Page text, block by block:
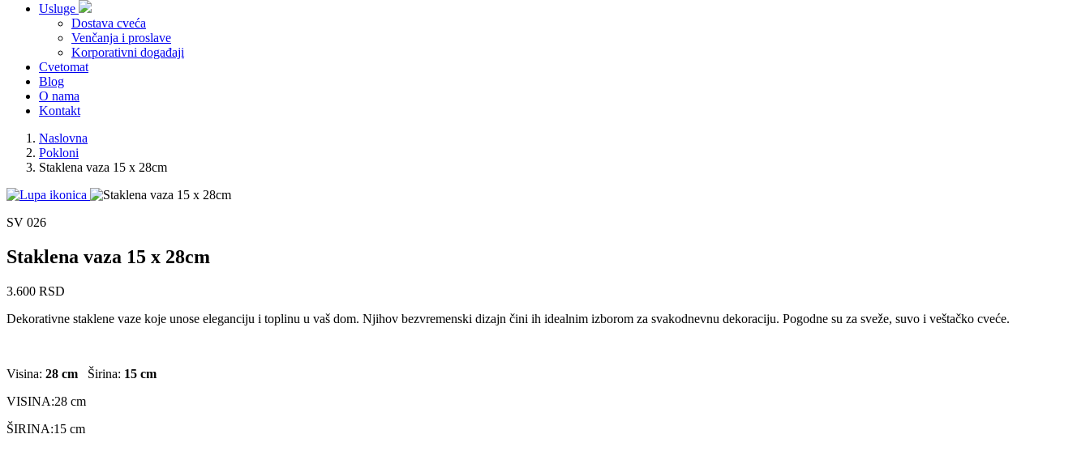
Usluge
Dostava cveća
Venčanja i proslave
Korporativni događaji
Cvetomat
Blog
O nama
Kontakt
Naslovna
Pokloni
Staklena vaza 15 x 28cm
SV 026
Staklena vaza 15 x 28cm
3.600 RSD
Dekorativne staklene vaze koje unose eleganciju i toplinu u vaš dom. Njihov bezvremenski dizajn čini ih idealnim izborom za svakodnevnu dekoraciju. Pogodne su za sveže, suvo i veštačko cveće.
Visina: 28 cm Širina: 15 cm
VISINA:28 cm
ŠIRINA:15 cm